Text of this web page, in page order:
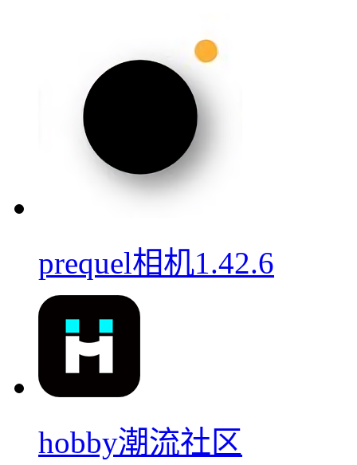
prequel相机1.42.6
hobby潮流社区